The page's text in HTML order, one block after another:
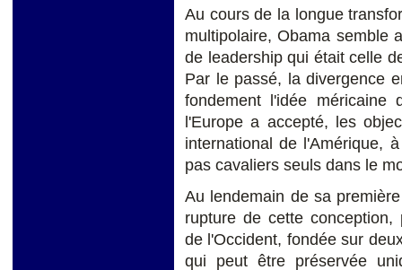
Au cours de la longue
multipolaire, Obama semble
de leadership qui était celle
Par le passé, la divergence
fondement l'idée
l'Europe a accepté, les
international de l'Amérique,
pas cavaliers seuls dans le
Au lendemain de sa
rupture de cette conception,
de l'Occident, fondée sur
qui peut être préservée